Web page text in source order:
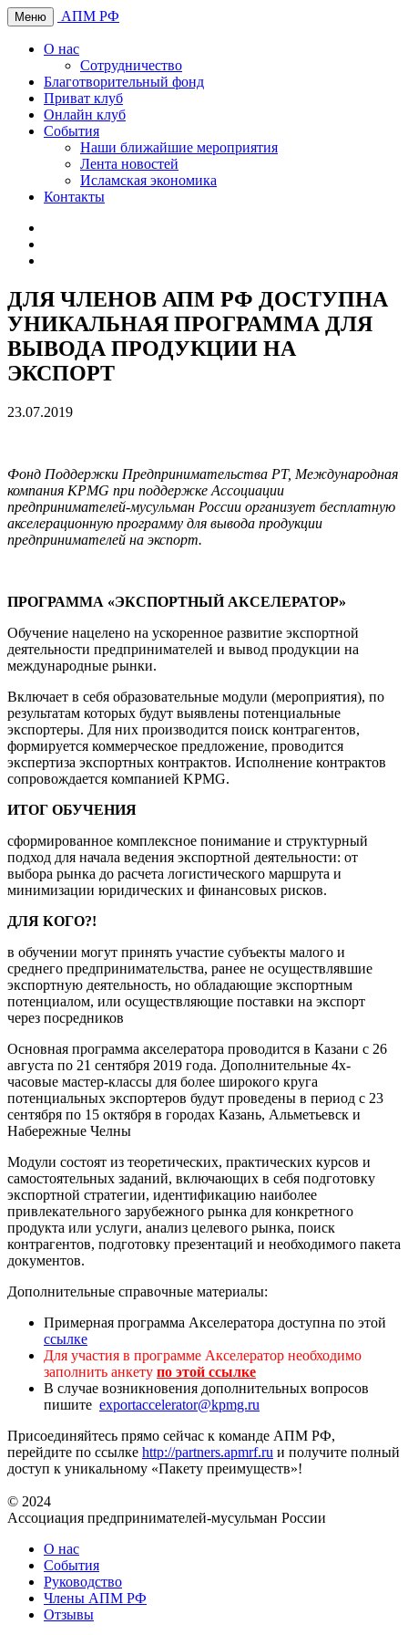
Меню АПМ РФ
О нас
Сотрудничество
Благотворительный фонд
Приват клуб
Онлайн клуб
События
Наши ближайшие мероприятия
Лента новостей
Исламская экономика
Контакты
ДЛЯ ЧЛЕНОВ АПМ РФ ДОСТУПНА
УНИКАЛЬНАЯ ПРОГРАММА ДЛЯ
ВЫВОДА ПРОДУКЦИИ НА
ЭКСПОРТ
23.07.2019
Фонд Поддержки Предпринимательства РТ, Международная
компания KPMG при поддержке Ассоциации
предпринимателей-мусульман России организует бесплатную
акселерационную программу для вывода продукции
предпринимателей на экспорт.
ПРОГРАММА «ЭКСПОРТНЫЙ АКСЕЛЕРАТОР»
Обучение нацелено на ускоренное развитие экспортной
деятельности предпринимателей и вывод продукции на
международные рынки.
Включает в себя образовательные модули (мероприятия), по
результатам которых будут выявлены потенциальные
экспортеры. Для них производится поиск контрагентов,
формируется коммерческое предложение, проводится
экспертиза экспортных контрактов. Исполнение контрактов
сопровождается компанией KPMG.
ИТОГ ОБУЧЕНИЯ
сформированное комплексное понимание и структурный
подход для начала ведения экспортной деятельности: от
выбора рынка до расчета логистического маршрута и
минимизации юридических и финансовых рисков.
ДЛЯ КОГО?!
в обучении могут принять участие субъекты малого и
среднего предпринимательства, ранее не осуществлявшие
экспортную деятельность, но обладающие экспортным
потенциалом, или осуществляющие поставки на экспорт
через посредников
Основная программа акселератора проводится в Казани с 26
августа по 21 сентября 2019 года. Дополнительные 4х-
часовые мастер-классы для более широкого круга
потенциальных экспортеров будут проведены в период с 23
сентября по 15 октября в городах Казань, Альметьевск и
Набережные Челны
Модули состоят из теоретических, практических курсов и
самостоятельных заданий, включающих в себя подготовку
экспортной стратегии, идентификацию наиболее
привлекательного зарубежного рынка для конкретного
продукта или услуги, анализ целевого рынка, поиск
контрагентов, подготовку презентаций и необходимого пакета
документов.
Дополнительные справочные материалы:
Примерная программа Акселератора доступна по этой
ссылке
Для участия в программе Акселератор необходимо
заполнить анкету по этой ссылке
В случае возникновения дополнительных вопросов
пишите exportaccelerator@kpmg.ru
Присоединяйтесь прямо сейчас к команде АПМ РФ,
перейдите по ссылке http://partners.apmrf.ru и получите полный
доступ к уникальному «Пакету преимуществ»!
© 2024
Ассоциация предпринимателей-мусульман России
О нас
События
Руководство
Члены АПМ РФ
Отзывы